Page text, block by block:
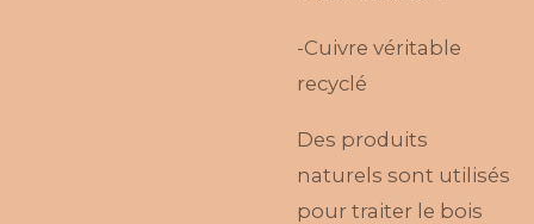
-Cuivre véritable
recyclé
Des produits
naturels sont utilisés
pour traiter le bois